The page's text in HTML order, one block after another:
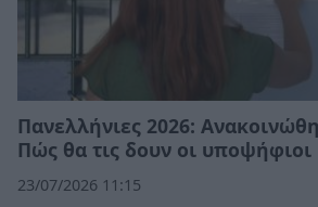
Πανελλήνιες 2026:
Πώς θα τις δουν οι υποψήφιοι
23/07/2026 11:15